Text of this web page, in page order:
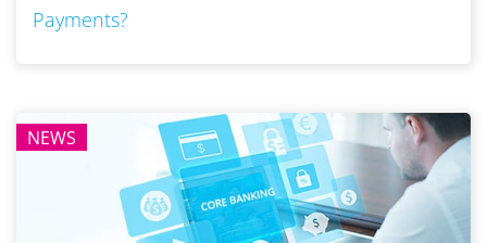
Payments?
NEWS